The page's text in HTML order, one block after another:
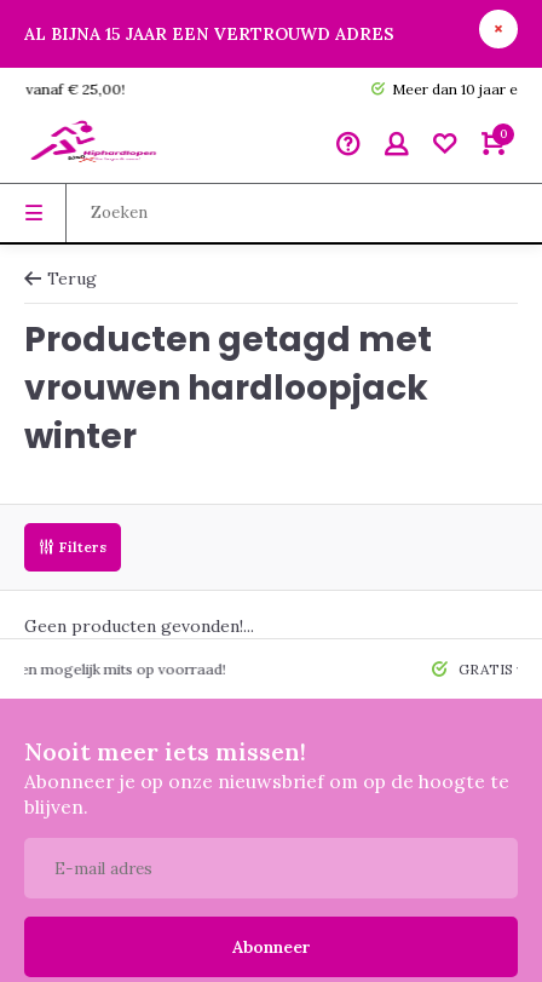
AL BIJNA 15 JAAR EEN VERTROUWD ADRES
GRATIS verzending vanaf € 25,00!
0
Terug
Producten getagd met
vrouwen hardloopjack
winter
Filters
Geen producten gevonden!...
mits op voorraad! GRATIS
Nooit meer iets missen!
Abonneer je op onze nieuwsbrief om op de hoogte te
blijven.
Abonneer